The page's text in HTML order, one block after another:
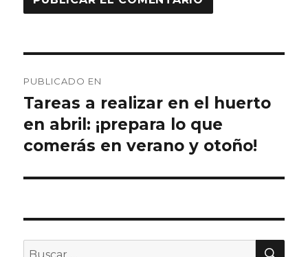
de
entradas
PUBLICADO EN
Tareas a realizar en el huerto
en abril: ¡prepara lo que
comerás en verano y otoño!
Buscar